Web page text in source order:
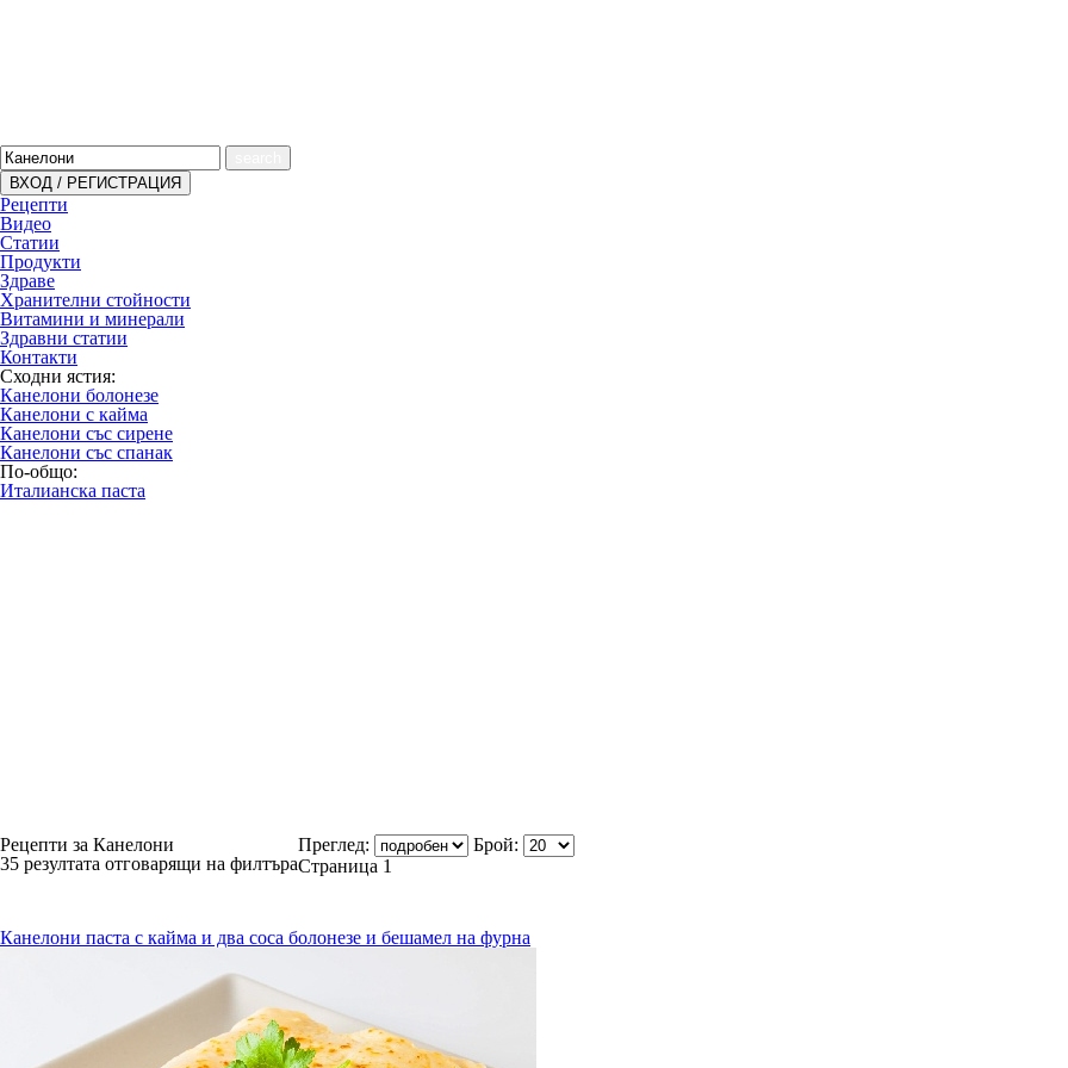
Рецепти
Видео
Статии
Продукти
Здраве
Хранителни стойности
Витамини и минерали
Здравни статии
Контакти
Сходни ястия:
Канелони болонезе
Канелони с кайма
Канелони със сирене
Канелони със спанак
По-общо:
Италианска паста
Рецепти за Канелони
35 резултата отговарящи на филтъра
Преглед:
Брой:
Страница 1
Канелони паста с кайма и два соса болонезе и бешамел на фурна